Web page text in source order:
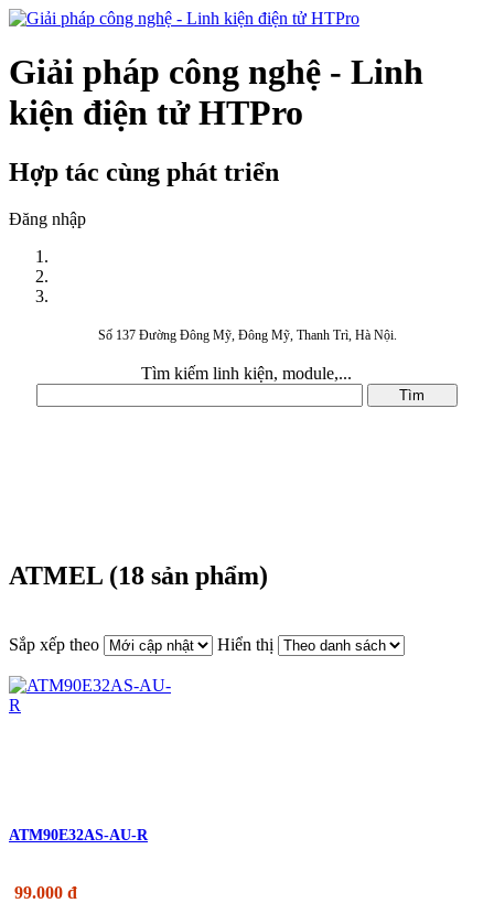
Giải pháp công nghệ - Linh
kiện điện tử HTPro
Hợp tác cùng phát triển
Đăng nhập
Số 137 Đường Đông Mỹ, Đông Mỹ, Thanh Trì, Hà Nội.
Tìm kiếm linh kiện, module,...
ATMEL (18 sản phẩm)
Sắp xếp theo Hiển thị
ATM90E32AS-AU-R
99.000 đ